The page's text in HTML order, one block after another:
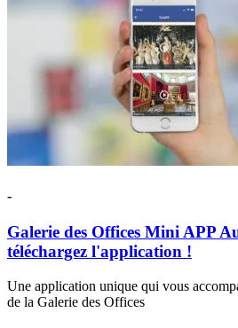
-
Galerie des Offices Mini APP
téléchargez l'application !
Une application unique qui vous
de la Galerie des Offices